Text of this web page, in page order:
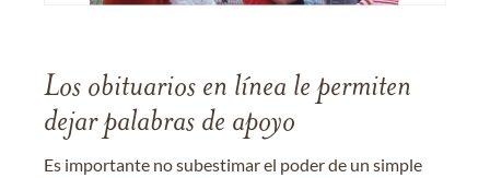
Los obituarios en línea le permiten
dejar palabras de apoyo
Es importante no subestimar el poder de un simple